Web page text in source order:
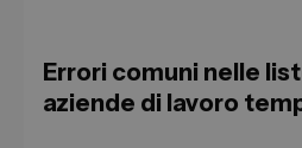
Errori comuni nelle
aziende di lavoro